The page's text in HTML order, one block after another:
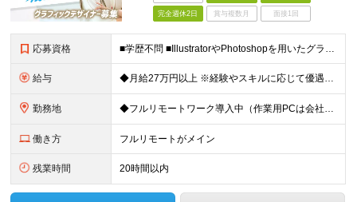
完全週休2日 賞与複数月 面接1回
応募資格 ■学歴不問 ■IllustratorやPhotoshopを用いたグラフィックデザインの実務経験（2年以上） ≪こんな方は歓迎！≫ ◆指示書そのままのデザインをつくるのではなく、伝わるデザインを模索&
給与 ◆月給27万円以上 ※経験やスキルに応じて優遇いたします ※試用期間1ヶ月（期間中の給与・待遇に差異はございません） ※上記金額にはみなし残業代40時間分(6万円)を含み、超過分は別途支給いたします
勤務地 ◆フルリモートワーク導入中（作業用PCは会社から支給） ◆出社日を合わせてランチ会をするなど定期的に社内コミュニケーションも図っています！ 本社/東京都渋谷区渋谷3-3-5 NBF渋谷イースト ≪
働き方 フルリモートがメイン
残業時間 20時間以内